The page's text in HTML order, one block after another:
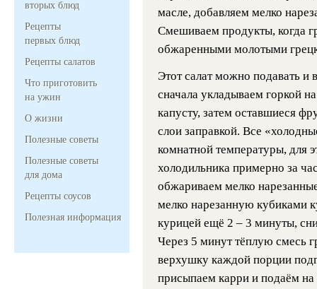
вторых блюд
Рецепты
первых блюд
Рецепты салатов
Что приготовить
на ужин
О жизни
Полезные советы
Полезные советы
для дома
Рецепты соусов
Полезная информация
масле, добавляем мелко
Смешиваем продукты, когда
обжаренными молотыми
Этот салат можно подавать и
сначала укладываем горкой
капусту, затем оставшиеся
слои заправкой. Все
комнатной температуры, для
холодильника примерно за
обжариваем мелко
мелко нарезанную кубиками
курицей ещё 2 – 3 минуты,
Через 5 минут тёплую смесь
верхушку каждой порции
присыпаем карри и подаём на